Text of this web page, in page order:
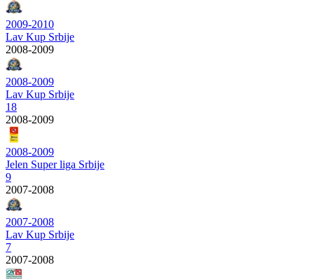
2009-2010
Lav Kup Srbije
2008-2009
2008-2009
Lav Kup Srbije
18
2008-2009
2008-2009
Jelen Super liga Srbije
9
2007-2008
2007-2008
Lav Kup Srbije
7
2007-2008